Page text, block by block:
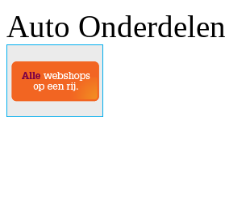
Auto Onderdelen